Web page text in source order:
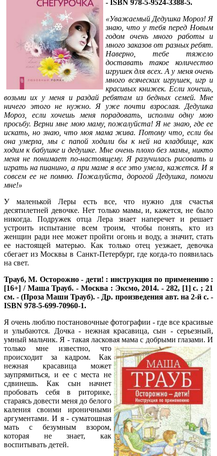
- ISBN 978-5-9524-3388-5.
«Уважаемый Дедушка Мороз! Я
знаю, что у тебя перед Новым
годом очень много работы и
много заказов от разных ребят.
Наверно, тебе тяжело
доставать такое количество
игрушек для всех. А у меня очень
много всяческих игрушек, игр и
красивых книжек. Если хочешь,
возьми их у меня и раздай ребятам из бедных семей. Мне
ничего этого не нужно. Я уже почти взрослая. Дедушка
Мороз, если хочешь меня порадовать, исполни одну мою
просьбу. Верни мне мою маму, пожалуйста! Я не знаю, где ее
искать, но знаю, что моя мама жива. Потому что, если бы
она умерла, мы с папой ходили бы к ней на кладбище, как
ходим к бабушке и дедушке. Мне очень плохо без мамы, никто
меня не понимает по-настоящему. Я разучилась рисовать и
играть на пианино, а при маме я все это умела, кажется. И я
совсем ее не помню. Пожалуйста, дорогой Дедушка, помоги
мне!»
У маленькой Леры есть все, что нужно для счастья
десятилетней девочке. Нет только мамы, и, кажется, не было
никогда. Подружек отца Лера знает наперечет и решает
устроить испытание всем троим, чтобы понять, кто из
женщин ради нее может пройти огонь и воду, а значит, стать
ее настоящей матерью. Как только отец уезжает, девочка
сбегает из Москвы в Санкт-Петербург, где когда-то появилась
на свет.
Трауб, М. Осторожно - дети! : инструкция по применению :
[16+] / Маша Трауб. - Москва : Эксмо, 2014. - 282, [1] с. ; 21
см. - (Проза Маши Трауб). - Др. произведения авт. на 2-й с. -
ISBN 978-5-699-70960-1.
Я очень люблю постановочные фотографии - где все красивые
и улыбаются. Дочка - нежная красавица, сын - серьезный,
умный мальчик. Я - такая ласковая мама с добрыми глазами. И
только мне известно, что
происходит за кадром. Как
нежная красавица может
заупрямиться, и ее с места не
сдвинешь. Как сын начнет
пробовать себя в риторике,
стараясь довести меня до белого
каления своими ироничными
аргументами. И я - суматошная
мать с безумным взором,
которая не знает, как
воспитывать детей.